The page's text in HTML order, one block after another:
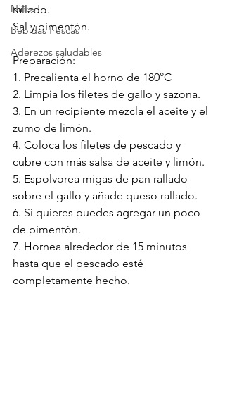
Niños
Bebidas frescas
Aderezos saludables
rallado.
Sal y pimentón.
Preparación:
1. Precalienta el horno de 180°C
2. Limpia los filetes de gallo y sazona.
3. En un recipiente mezcla el aceite y el
zumo de limón.
4. Coloca los filetes de pescado y
cubre con más salsa de aceite y limón.
5. Espolvorea migas de pan rallado
sobre el gallo y añade queso rallado.
6. Si quieres puedes agregar un poco
de pimentón.
7. Hornea alrededor de 15 minutos
hasta que el pescado esté
completamente hecho.